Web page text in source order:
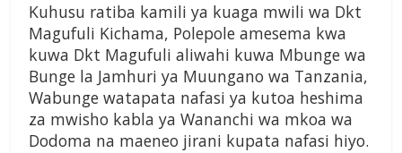
Kuhusu ratiba kamili ya kuaga mwili wa Dkt
Magufuli Kichama, Polepole amesema kwa
kuwa Dkt Magufuli aliwahi kuwa Mbunge wa
Bunge la Jamhuri ya Muungano wa Tanzania,
Wabunge watapata nafasi ya kutoa heshima
za mwisho kabla ya Wananchi wa mkoa wa
Dodoma na maeneo jirani kupata nafasi hiyo.